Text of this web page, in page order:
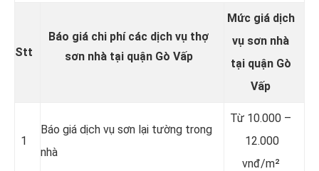
Stt
Báo giá chi phí các dịch vụ thợ
sơn nhà tại quận Gò Vấp
Mức giá dịch
vụ sơn nhà
tại quận Gò
Vấp
1
Báo giá dịch vụ sơn lại tường trong
nhà
Từ 10.000 –
12.000
vnđ/m²